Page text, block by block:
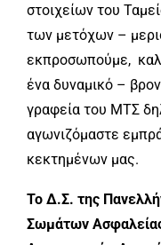
στοιχείων του
των μετόχων –
εκπροσωπούμε,
ένα δυναμικό –
γραφεία του ΜΤΣ
αγωνιζόμαστε
κεκτημένων μας.
Το Δ.Σ. της
Σωμάτων